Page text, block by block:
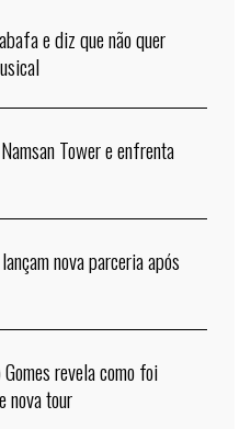
e diz que não quer
Tower e enfrenta
nova parceria após
Gomes revela como foi
nova tour